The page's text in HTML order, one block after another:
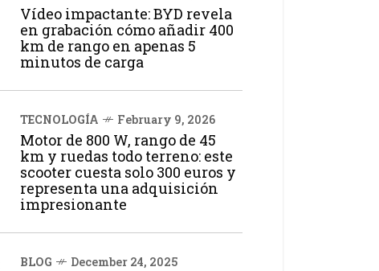
Vídeo impactante: BYD revela
en grabación cómo añadir 400
km de rango en apenas 5
minutos de carga
TECNOLOGÍA February 9, 2026
Motor de 800 W, rango de 45
km y ruedas todo terreno: este
scooter cuesta solo 300 euros y
representa una adquisición
impresionante
BLOG December 24, 2025